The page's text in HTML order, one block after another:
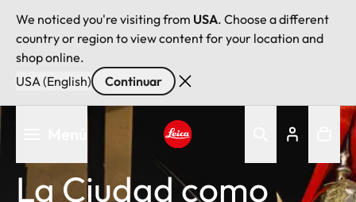
We noticed you're visiting from USA. Choose a different
country or region to view content for your location and
shop online.
USA (English)
Continuar
Pasar
principal
La Ciudad como